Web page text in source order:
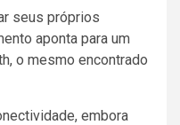
seus próprios
aponta para um
o mesmo encontrado
embora